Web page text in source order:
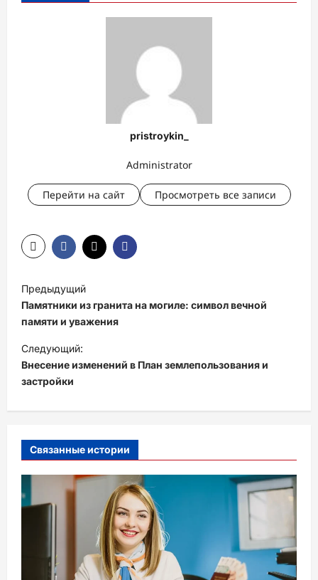
pristroykin_
Administrator
Перейти на сайт Просмотреть все записи
а
в
и
г
а
ц
я
з
а
Предыдущий
Памятники из гранита на могиле: символ вечной
памяти и уважения
Следующий:
Внесение изменений в План землепользования и
застройки
Связанные истории